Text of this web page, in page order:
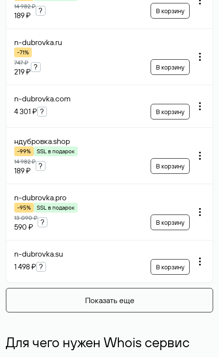
14 982 ₽
189 ₽
? В корзину
n-dubrovka.ru
-71%
747 ₽
219 ₽
? В корзину
n-dubrovka.com
4 301 ₽ ? В корзину
ндубровка.shop
-99%
SSL в подарок
14 982 ₽
189 ₽
? В корзину
n-dubrovka.pro
-95%
SSL в подарок
13 090 ₽
590 ₽
? В корзину
n-dubrovka.su
1 498 ₽ ? В корзину
Показать еще
Для чего нужен Whois сервис